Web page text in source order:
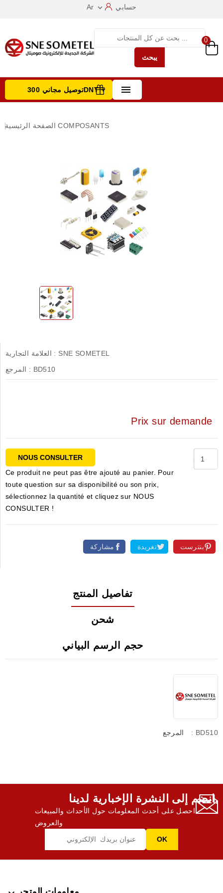
Ar  حسابي
يبحث
0
 توصيل مجاني 300DNT +
الصفحة الرئيسية COMPOSANTS
العلامة التجارية : SNE SOMETEL
المرجع : BD510
Prix sur demande
NOUS CONSULTER
Ce produit ne peut pas être ajouté au panier. Pour
toute question sur sa disponibilité ou son prix,
sélectionnez la quantité et cliquez sur NOUS
CONSULTER !
مشاركة تغريدة بنترست
تفاصيل المنتج
شحن
حجم الرسم البياني
المرجع : BD510
انضم إلى النشرة الإخبارية لدينا,
احصل على أحدث المعلومات حول الأحداث والمبيعات
والعروض